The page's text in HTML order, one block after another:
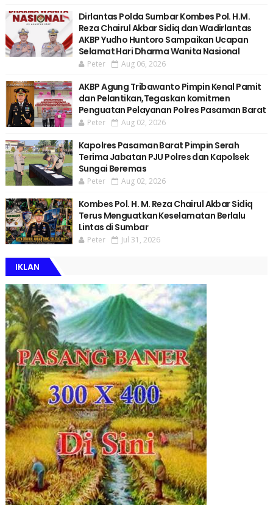
Dirlantas Polda Sumbar Kombes Pol. H.M.
Reza Chairul Akbar Sidiq dan Wadirlantas
AKBP Yudho Huntoro Sampaikan Ucapan
Selamat Hari Dharma Wanita Nasional
Peter Aug 06, 2026
AKBP Agung Tribawanto Pimpin Kenal Pamit
dan Pelantikan,Tegaskan komitmen
Penguatan Pelayanan Polres Pasaman Barat
Peter Aug 02, 2026
Kapolres Pasaman Barat Pimpin Serah
Terima Jabatan PJU Polres dan Kapolsek
Sungai Beremas
Peter Aug 02, 2026
Kombes Pol. H. M. Reza Chairul Akbar Sidiq
Terus Menguatkan Keselamatan Berlalu
Lintas di Sumbar
Peter Jul 31, 2026
IKLAN